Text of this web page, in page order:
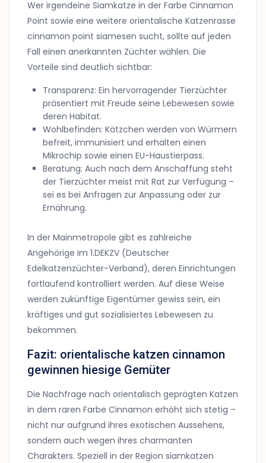
Wer irgendeine Siamkatze in der Farbe Cinnamon
Point sowie eine weitere orientalische Katzenrasse
cinnamon point siamesen sucht, sollte auf jeden
Fall einen anerkannten Züchter wählen. Die
Vorteile sind deutlich sichtbar:
Transparenz: Ein hervorragender Tierzüchter
präsentiert mit Freude seine Lebewesen sowie
deren Habitat.
Wohlbefinden: Kätzchen werden von Würmern
befreit, immunisiert und erhalten einen
Mikrochip sowie einen EU-Haustierpass.
Beratung: Auch nach dem Anschaffung steht
der Tierzüchter meist mit Rat zur Verfügung –
sei es bei Anfragen zur Anpassung oder zur
Ernährung.
In der Mainmetropole gibt es zahlreiche
Angehörige im 1.DEKZV (Deutscher
Edelkatzenzüchter-Verband), deren Einrichtungen
fortlaufend kontrolliert werden. Auf diese Weise
werden zukünftige Eigentümer gewiss sein, ein
kräftiges und gut sozialisiertes Lebewesen zu
bekommen.
Fazit: orientalische katzen cinnamon
gewinnen hiesige Gemüter
Die Nachfrage nach orientalisch geprägten Katzen
in dem raren Farbe Cinnamon erhöht sich stetig –
nicht nur aufgrund ihres exotischen Aussehens,
sondern auch wegen ihres charmanten
Charakters. Speziell in der Region siamkatzen